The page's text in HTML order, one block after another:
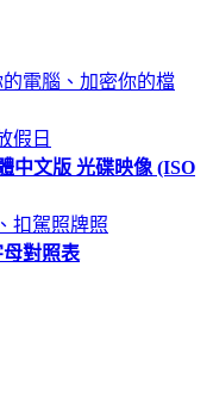
電腦、加密你的檔
假日
中文版 光碟映像 (ISO
扣駕照牌照
母對照表